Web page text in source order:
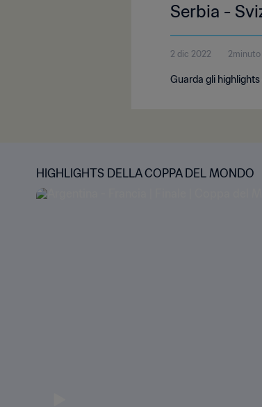
Serbia -
2 dic 2022 2minuto
Guarda gli
HIGHLIGHTS DELLA COPPA DEL MONDO